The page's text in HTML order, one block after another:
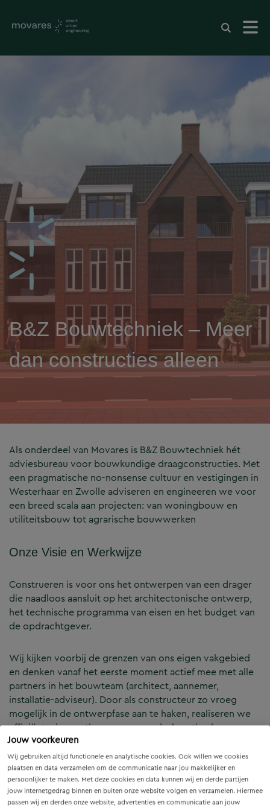
Jouw voorkeuren
Wij gebruiken altijd functionele en analytische cookies. Ook willen we cookies
plaatsen en data verzamelen om de communicatie naar jou makkelijker en
persoonlijker te maken. Met deze cookies en data kunnen wij en derde partijen
jouw internetgedrag binnen en buiten onze website volgen en verzamelen. Hiermee
passen wij en derden onze website, advertenties en communicatie aan jouw
B&Z Bouwtechniek – Meer
dan constructies alleen
Als onderdeel van Movares is B&Z Bouwtechniek hét
adviesbureau voor bouwkundige draagconstructies. Met
een pragmatische no-nonsense cultuur en vestigingen in
Westerhaar en Zwolle adviseren en engineeren we voor
een breed scala aan projecten: van woningbouw en
utiliteitsbouw tot agrarische bouwwerken
Onze Visie en Werkwijze
Construeren is voor ons het ontwerpen van een drager
die naadloos aansluit op het architectonische ontwerp,
het technische programma van eisen en het budget van
de opdrachtgever.
Wij kijken voorbij de grenzen van ons eigen vakgebied
en denken vanaf het eerste moment actief mee met alle
partners in het bouwteam (architect, aannemer,
installatie-adviseur). Door als constructeur zo vroeg
mogelijk in de ontwerpfase aan te haken, realiseren we
efficiënte, innovatieve en economisch optimale
constructies — voor zowel nieuwbouw als renovatie.
Onze Expertises en Activiteiten
B&Z Bouwtechniek verzorgt het volledige constructieve